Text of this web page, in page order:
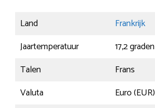
Land
Frankrijk
Jaartemperatuur
17,2 graden
Talen
Frans
Valuta
Euro (EUR)